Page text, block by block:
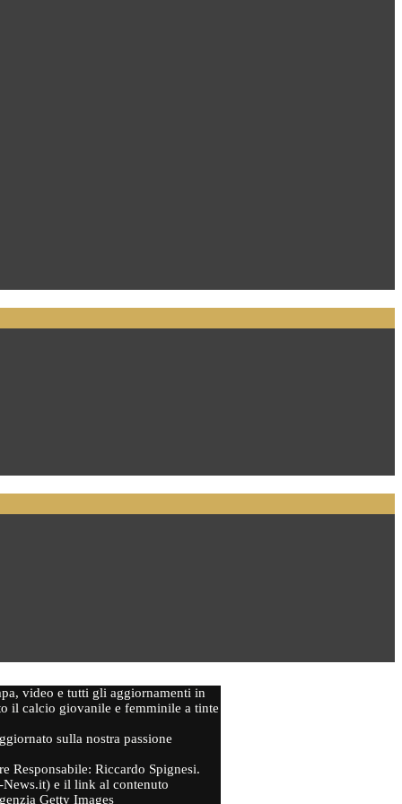
video e tutti gli aggiornamenti in
il calcio giovanile e femminile a tinte
sulla nostra passione
Responsabile: Riccardo Spignesi.
e il link al contenuto
Getty Images